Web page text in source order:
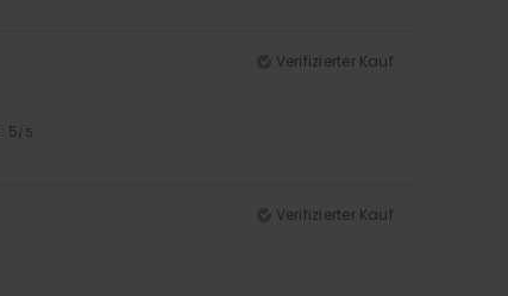
Verifizierter Kauf
: 5/5
Verifizierter Kauf